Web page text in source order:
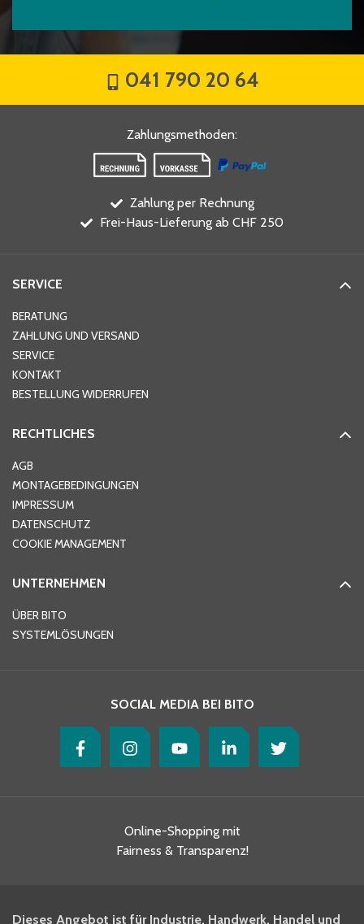
041 790 20 64
Zahlungsmethoden:
Zahlung per Rechnung
Frei-Haus-Lieferung ab CHF 250
SERVICE
BERATUNG
ZAHLUNG UND VERSAND
SERVICE
KONTAKT
BESTELLUNG WIDERRUFEN
RECHTLICHES
AGB
MONTAGEBEDINGUNGEN
IMPRESSUM
DATENSCHUTZ
COOKIE MANAGEMENT
UNTERNEHMEN
ÜBER BITO
SYSTEMLÖSUNGEN
SOCIAL MEDIA BEI BITO
Online-Shopping mit
Fairness & Transparenz!
Dieses Angebot ist für Industrie, Handwerk, Handel und